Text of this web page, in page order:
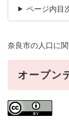
ページ内目
奈良市の人口に
オープン